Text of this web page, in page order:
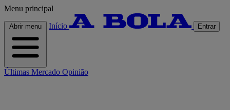
Menu principal
Abrir menu Início Entrar
Últimas Mercado Opinião